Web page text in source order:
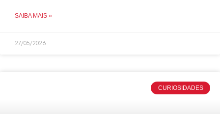
SAIBA MAIS »
27/05/2026
CURIOSIDADES